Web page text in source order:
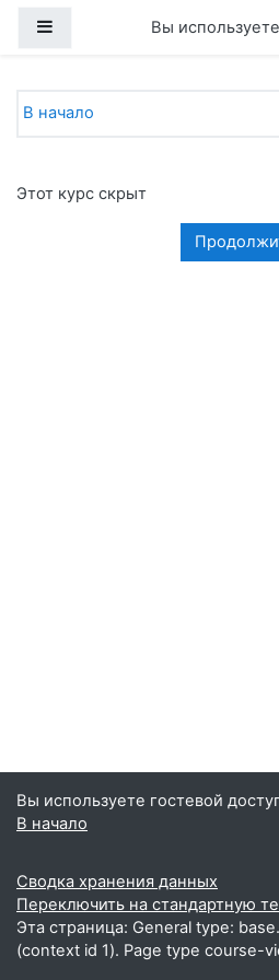
Боковая панель
Вы
В начало
Этот курс скрыт
Вы используете гостевой
В начало
Сводка хранения данных
Переключить на стандартную
Эта страница: General type:
(context id 1). Page type course-